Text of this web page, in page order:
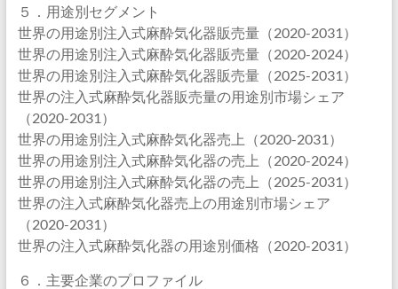
５．用途別セグメント
世界の用途別注入式麻酔気化器販売量（2020-2031）
世界の用途別注入式麻酔気化器販売量（2020-2024）
世界の用途別注入式麻酔気化器販売量（2025-2031）
世界の注入式麻酔気化器販売量の用途別市場シェア
（2020-2031）
世界の用途別注入式麻酔気化器売上（2020-2031）
世界の用途別注入式麻酔気化器の売上（2020-2024）
世界の用途別注入式麻酔気化器の売上（2025-2031）
世界の注入式麻酔気化器売上の用途別市場シェア
（2020-2031）
世界の注入式麻酔気化器の用途別価格（2020-2031）
６．主要企業のプロファイル